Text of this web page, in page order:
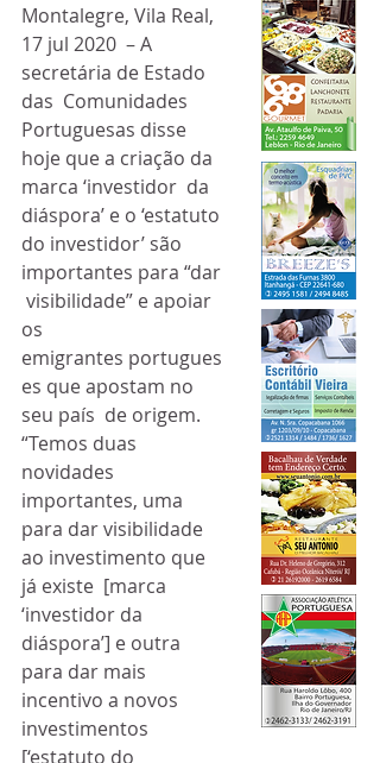
Montalegre, Vila Real,
17 jul 2020  – A
secretária de Estado
das  Comunidades
Portuguesas disse
hoje que a criação da
marca ‘investidor  da
diáspora’ e o ‘estatuto
do investidor’ são
importantes para “dar
visibilidade” e apoiar
os
emigrantes portugues
es que apostam no
seu país  de origem.
“Temos duas
novidades
importantes, uma
para dar visibilidade
ao investimento que
já existe  [marca
‘investidor da
diáspora’] e outra
para dar mais
incentivo a novos
investimentos
[‘estatuto do